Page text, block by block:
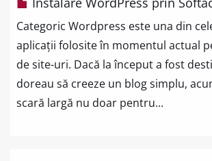
Categoric Wordpress este una din
aplicații folosite în momentul actual
de site-uri. Dacă la început a fost
doreau să creeze un blog simplu,
scară largă nu doar pentru...